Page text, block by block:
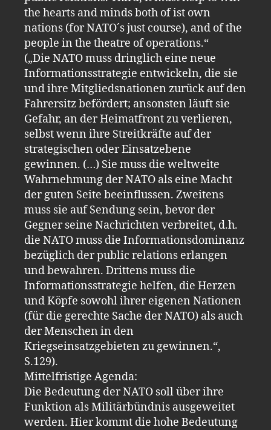
the hearts and minds both of ist own
nations (for NATO´s just course), and of the
people in the theatre of operations.“
(„Die NATO muss dringlich eine neue
Informationsstrategie entwickeln, die sie
und ihre Mitgliedsnationen zurück auf den
Fahrersitz befördert; ansonsten läuft sie
Gefahr, an der Heimatfront zu verlieren,
selbst wenn ihre Streitkräfte auf der
strategischen oder Einsatzebene
gewinnen. (…) Sie muss die weltweite
Wahrnehmung der NATO als eine Macht
der guten Seite beeinflussen. Zweitens
muss sie auf Sendung sein, bevor der
Gegner seine Nachrichten verbreitet, d.h.
die NATO muss die Informationsdominanz
bezüglich der public relations erlangen
und bewahren. Drittens muss die
Informationsstrategie helfen, die Herzen
und Köpfe sowohl ihrer eigenen Nationen
(für die gerechte Sache der NATO) als auch
der Menschen in den
Kriegseinsatzgebieten zu gewinnen.“,
S.129).
Mittelfristige Agenda:
Die Bedeutung der NATO soll über ihre
Funktion als Militärbündnis ausgeweitet
werden. Hier kommt die hohe Bedeutung